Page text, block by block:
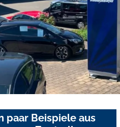
paar Beispiele aus